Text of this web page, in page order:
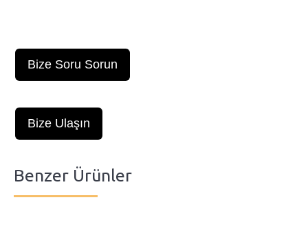
Bize Soru Sorun
Bize Ulaşın
Benzer Ürünler